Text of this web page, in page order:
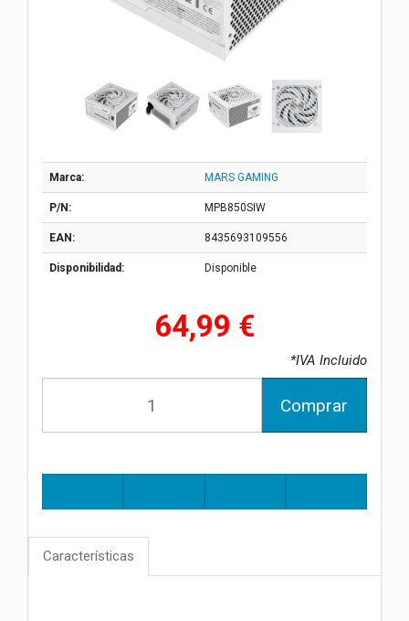
Marca: MARS GAMING
P/N: MPB850SIW
EAN: 8435693109556
Disponibilidad: Disponible
64,99 €
*IVA Incluido
Comprar
Características